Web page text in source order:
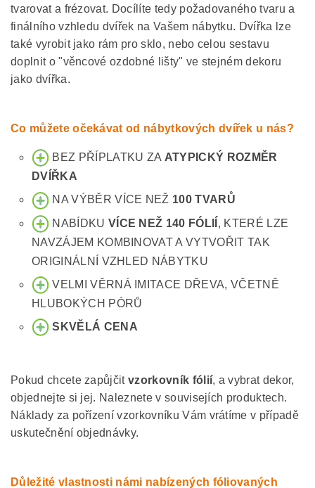
tvarovat a frézovat. Docílíte tedy požadovaného tvaru a
finálního vzhledu dvířek na Vašem nábytku. Dvířka lze
také vyrobit jako rám pro sklo, nebo celou sestavu
doplnit o "věncové ozdobné lišty" ve stejném dekoru
jako dvířka.
Co můžete očekávat od nábytkových dvířek u nás?
BEZ PŘÍPLATKU ZA ATYPICKÝ ROZMĚR
DVÍŘKA
NA VÝBĚR VÍCE NEŽ 100 TVARŮ
NABÍDKU VÍCE NEŽ 140 FÓLIÍ , KTERÉ LZE
NAVZÁJEM KOMBINOVAT A VYTVOŘIT TAK
ORIGINÁLNÍ VZHLED NÁBYTKU
VELMI VĚRNÁ IMITACE DŘEVA, VČETNĚ
HLUBOKÝCH PÓRŮ
SKVĚLÁ CENA
Pokud chcete zapůjčitvzorkovník fólií, a vybrat dekor,
objednejte si jej. Naleznete v souvisejích produktech.
Náklady za pořízení vzorkovníku Vám vrátíme v případě
uskutečnění objednávky.
Důležité vlastnosti námi nabízených fóliovaných